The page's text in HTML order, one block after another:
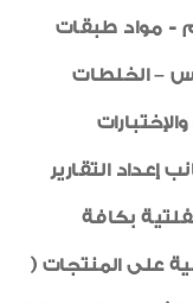
- مواد طبقات
– الخلطات
إعداد التقارير
بكافة
على المنتجات (